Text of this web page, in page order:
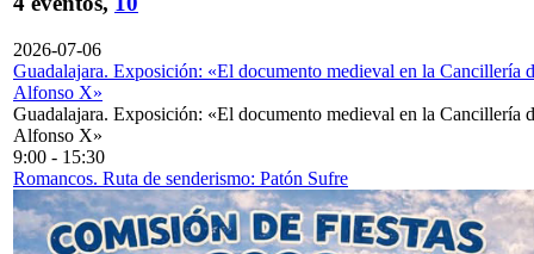
2026-07-06
Guadalajara. Exposición: «El documento medieval en la Cancillería
Alfonso X»
Guadalajara. Exposición: «El documento medieval en la Cancillería
Alfonso X»
9:00 - 15:30
Romancos. Ruta de senderismo: Patón Sufre